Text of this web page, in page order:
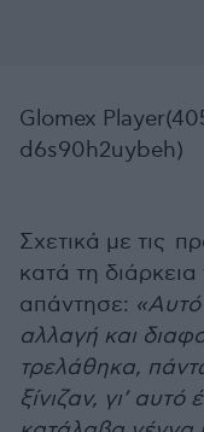
Glomex
d6s90h2uybeh)
Σχετικά με τις
κατά τη
απάντησε: «Αυτό
αλλαγή και
τρελάθηκα,
ξίνιζαν, γι’